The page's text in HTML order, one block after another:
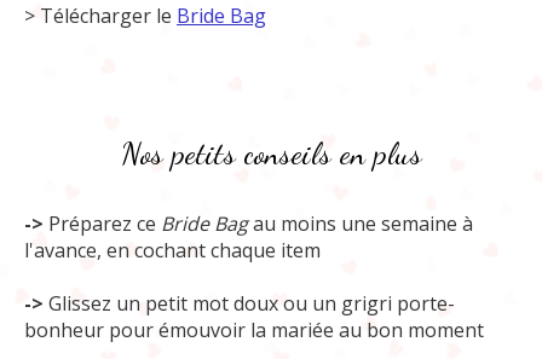
> Télécharger le Bride Bag
Nos petits conseils en plus
-> Préparez ce Bride Bagau moins une semaine à
l'avance, en cochant chaque item
-> Glissez un petit mot doux ou un grigri porte-
bonheur pour émouvoir la mariée au bon moment